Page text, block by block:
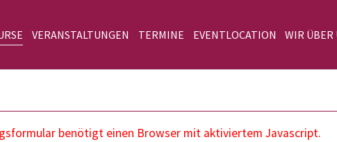
VERANSTALTUNGEN TERMINE EVENTLOCATION WIR ÜBER
benötigt einen Browser mit aktiviertem Javascript.